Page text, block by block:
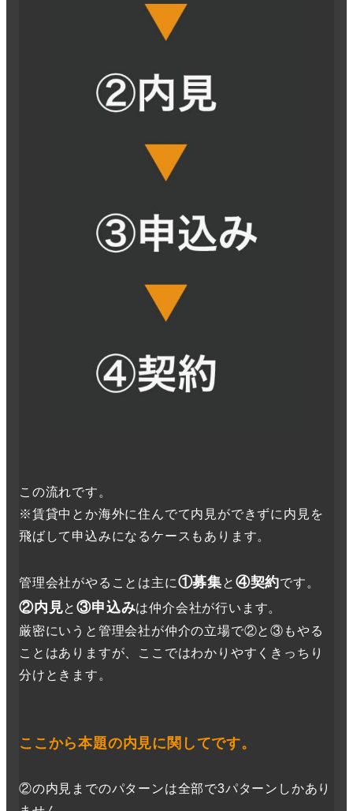
この流れです。
※賃貸中とか海外に住んでて内見ができずに内見を
飛ばして申込みになるケースもあります。
管理会社がやることは主に①募集と ④契約です。
②内見と③申込みは仲介会社が行います。
厳密にいうと管理会社が仲介の立場で②と③もやる
ことはありますが、ここではわかりやすくきっちり
分けときます。
ここから本題の内見に関してです。
②の内見までのパターンは全部で3パターンしかあり